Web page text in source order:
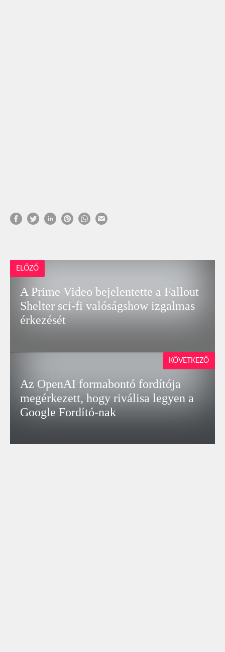
ELŐZŐ
A Prime Video bejelentette a Fallout
Shelter sci-fi valóságshow izgalmas
érkezését
Az OpenAI formabontó fordítója
megérkezett, hogy riválisa legyen a
Google Fordító-nak
KÖVETKEZŐ